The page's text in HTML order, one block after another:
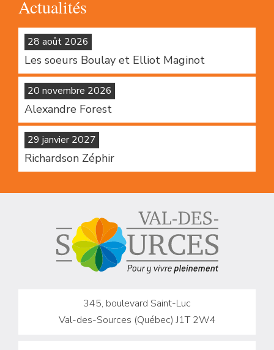
Actualités
28 août 2026
Les soeurs Boulay et Elliot Maginot
20 novembre 2026
Alexandre Forest
29 janvier 2027
Richardson Zéphir
345, boulevard Saint-Luc
Val-des-Sources (Québec) J1T 2W4